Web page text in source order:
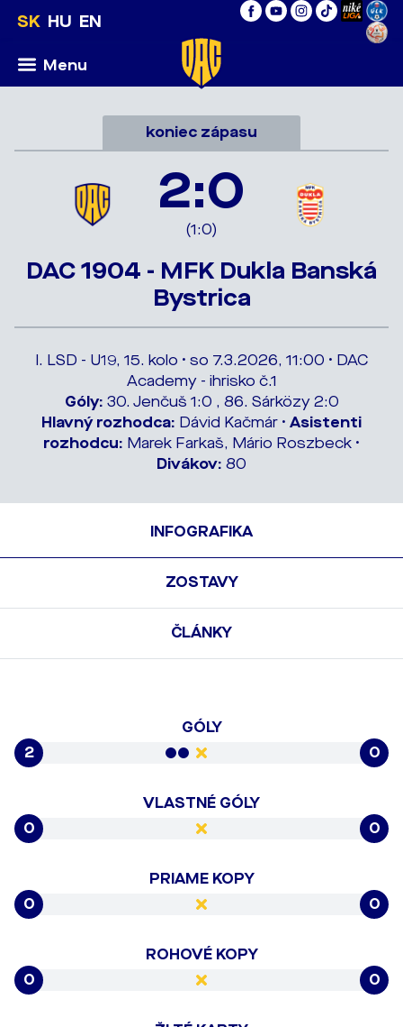
SK HU EN
Menu
koniec zápasu
2:0
(1:0)
DAC 1904 - MFK Dukla Banská
Bystrica
I. LSD - U19, 15. kolo • so 7.3.2026, 11:00 • DAC
Academy - ihrisko č.1
Góly: 30. Jenčuš 1:0 , 86. Sárközy 2:0
Hlavný rozhodca: Dávid Kačmár • Asistenti
rozhodcu: Marek Farkaš, Mário Roszbeck •
Divákov: 80
INFOGRAFIKA
ZOSTAVY
ČLÁNKY
GÓLY
2
0
VLASTNÉ GÓLY
0
0
PRIAME KOPY
0
0
ROHOVÉ KOPY
0
0